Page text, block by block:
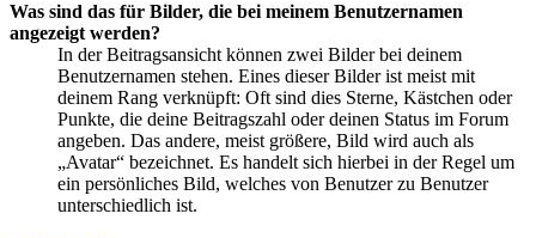
Was sind das für Bilder, die bei meinem Benutzernamen
angezeigt werden?
In der Beitragsansicht können zwei Bilder bei deinem
Benutzernamen stehen. Eines dieser Bilder ist meist mit
deinem Rang verknüpft: Oft sind dies Sterne, Kästchen oder
Punkte, die deine Beitragszahl oder deinen Status im Forum
angeben. Das andere, meist größere, Bild wird auch als
„Avatar“ bezeichnet. Es handelt sich hierbei in der Regel um
ein persönliches Bild, welches von Benutzer zu Benutzer
unterschiedlich ist.